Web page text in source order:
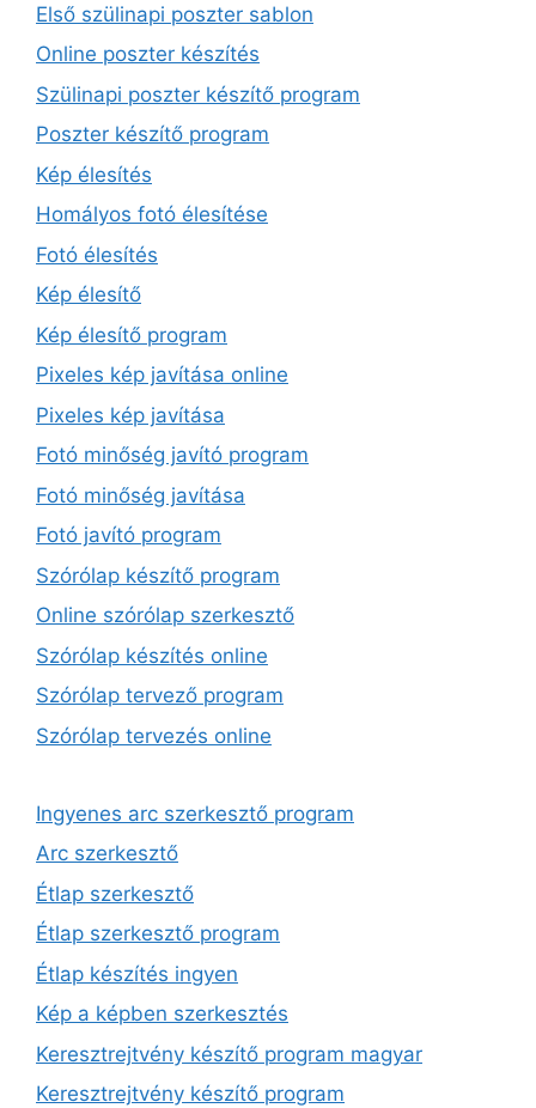
Első szülinapi poszter sablon
Online poszter készítés
Szülinapi poszter készítő program
Poszter készítő program
Kép élesítés
Homályos fotó élesítése
Fotó élesítés
Kép élesítő
Kép élesítő program
Pixeles kép javítása online
Pixeles kép javítása
Fotó minőség javító program
Fotó minőség javítása
Fotó javító program
Szórólap készítő program
Online szórólap szerkesztő
Szórólap készítés online
Szórólap tervező program
Szórólap tervezés online
Ingyenes arc szerkesztő program
Arc szerkesztő
Étlap szerkesztő
Étlap szerkesztő program
Étlap készítés ingyen
Kép a képben szerkesztés
Keresztrejtvény készítő program magyar
Keresztrejtvény készítő program